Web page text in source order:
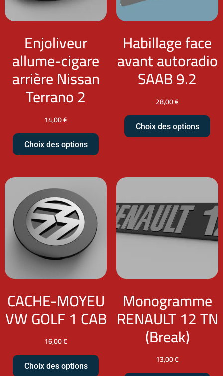
Enjoliveur
allume-cigare
arrière Nissan
Terrano 2
14,00€
Choix des options
Habillage face
avant autoradio
SAAB 9.2
28,00€
Choix des options
CACHE-MOYEU
VW GOLF 1 CAB
16,00€
Choix des options
Monogramme
RENAULT 12 TN
(Break)
13,00€